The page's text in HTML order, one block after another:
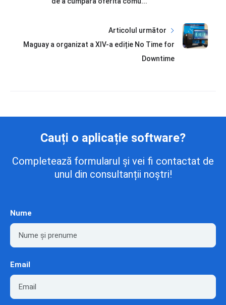
Articolul următor
Maguay a organizat a XIV-a ediție No Time for
Downtime
Cauți o aplicație software?
Completează formularul și vei fi contactat de
unul din consultanții noștri!
Nume
Email